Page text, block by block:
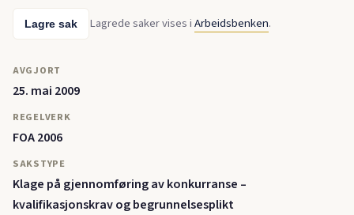
Lagre sak Lagrede saker vises iArbeidsbenken.
AVGJORT
25. mai 2009
REGELVERK
FOA 2006
SAKSTYPE
Klage på gjennomføring av konkurranse –
kvalifikasjonskrav og begrunnelsesplikt